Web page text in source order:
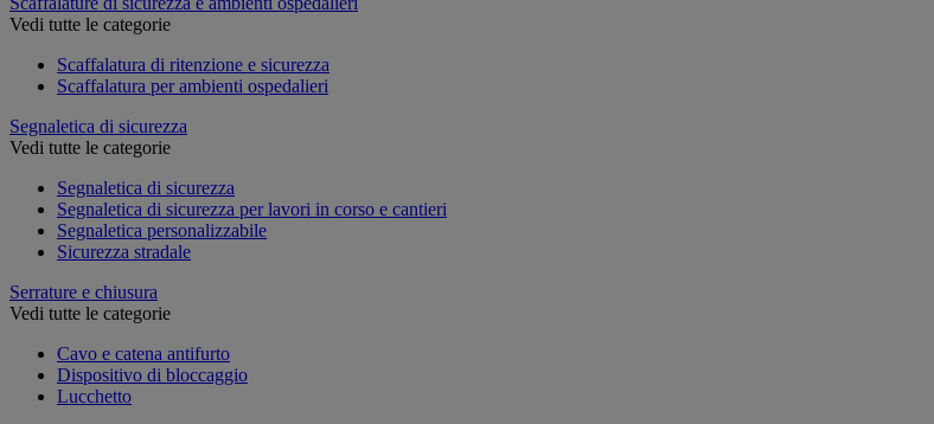
Vedi tutte le categorie
Scaffalatura di ritenzione e sicurezza
Scaffalatura per ambienti ospedalieri
Segnaletica di sicurezza
Vedi tutte le categorie
Segnaletica di sicurezza
Segnaletica di sicurezza per lavori in corso e cantieri
Segnaletica personalizzabile
Sicurezza stradale
Serrature e chiusura
Vedi tutte le categorie
Cavo e catena antifurto
Dispositivo di bloccaggio
Lucchetto